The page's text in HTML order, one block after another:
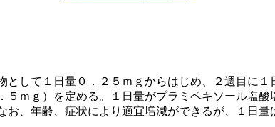
して１日量０．２５ｍｇからはじめ、２週目に
５ｍｇ）を定める。１日量がプラミペキソール塩
、年齢、症状により適宜増減ができるが、１日量